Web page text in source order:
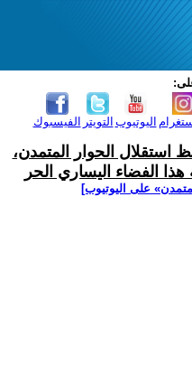
الفيسبوك التويتر اليوتيوب
استقلال الحوار المتمدن،
الفضاء اليساري الحر
على اليوتيوب]